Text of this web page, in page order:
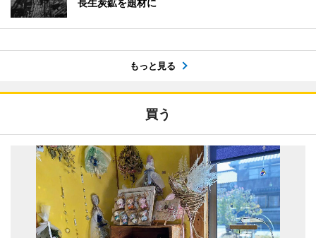
長生炭鉱を題材に
もっと見る
買う